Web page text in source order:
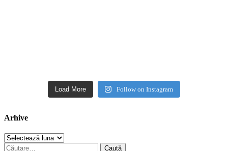
Load More Follow on Instagram
Arhive
Arhive
Caută